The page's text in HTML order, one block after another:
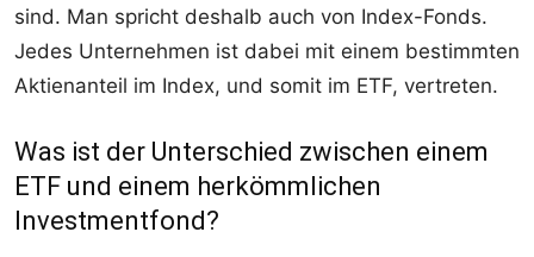
sind. Man spricht deshalb auch von Index-Fonds.
Jedes Unternehmen ist dabei mit einem bestimmten
Aktienanteil im Index, und somit im ETF, vertreten.
Was ist der Unterschied zwischen einem
ETF und einem herkömmlichen
Investmentfond?